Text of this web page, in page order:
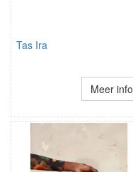
Tas Ira
Meer info